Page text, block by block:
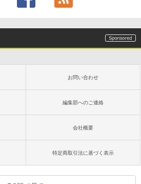
お問い合わせ
編集部へのご連絡
会社概要
特定商取引法に基づく表示